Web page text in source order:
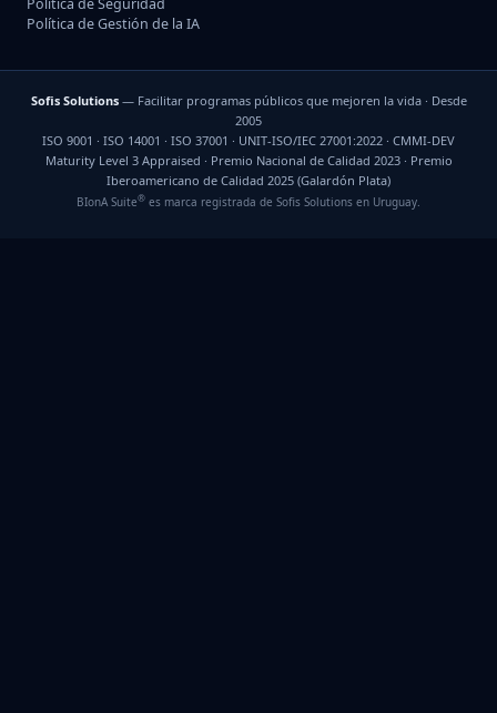
Política de Seguridad
Política de Gestión de la IA
Sofis Solutions— Facilitar programas públicos que mejoren la vida · Desde
2005
ISO 9001 · ISO 14001 · ISO 37001 · UNIT-ISO/IEC 27001:2022 · CMMI-DEV
Maturity Level 3 Appraised · Premio Nacional de Calidad 2023 · Premio
Iberoamericano de Calidad 2025 (Galardón Plata)
BIonA Suite® es marca registrada de Sofis Solutions en Uruguay.